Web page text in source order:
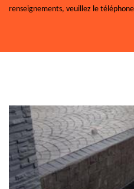
renseignements, veuillez le